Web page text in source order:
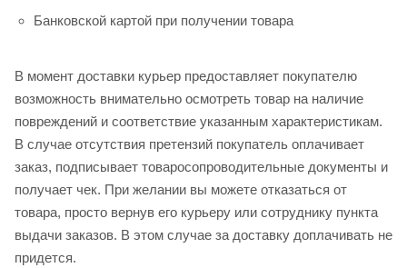
Банковской картой при получении товара
В момент доставки курьер предоставляет покупателю
возможность внимательно осмотреть товар на наличие
повреждений и соответствие указанным характеристикам.
В случае отсутствия претензий покупатель оплачивает
заказ, подписывает товаросопроводительные документы и
получает чек. При желании вы можете отказаться от
товара, просто вернув его курьеру или сотруднику пункта
выдачи заказов. В этом случае за доставку доплачивать не
придется.